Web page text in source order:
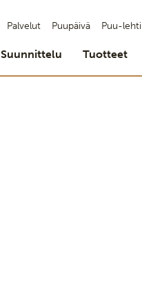
Palvelut Puupäivä Puu-lehti
Suunnittelu Tuotteet